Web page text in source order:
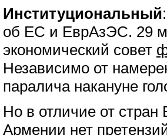
Институциональный
об ЕС и ЕврАзЭС. 29
экономический совет
Независимо от
паралича накануне
Но в отличие от
Армении нет